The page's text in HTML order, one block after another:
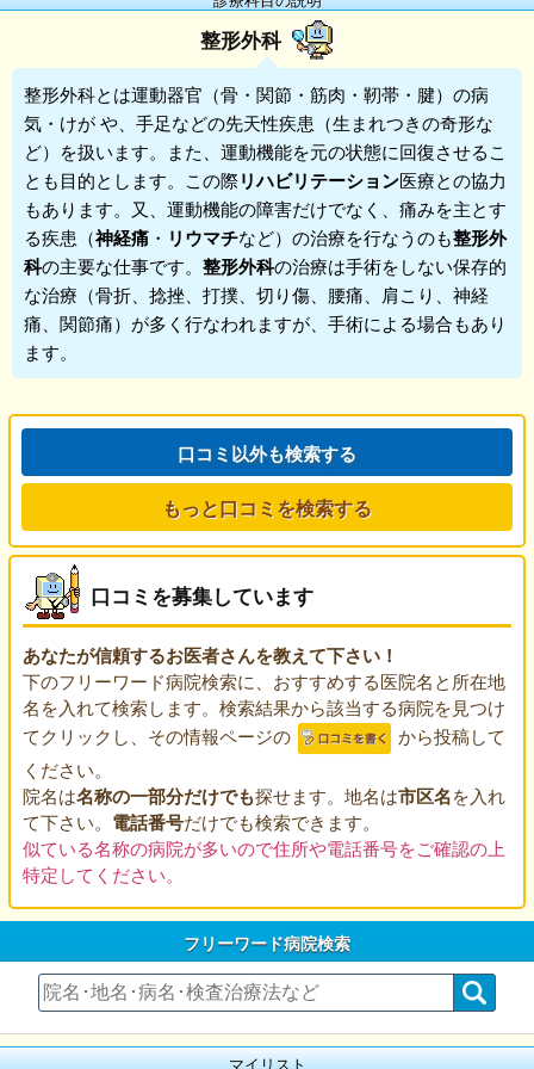
整形外科
整形外科とは運動器官（骨・関節・筋肉・靭帯・腱）の病
気・けが や、手足などの先天性疾患（生まれつきの奇形な
ど）を扱います。また、運動機能を元の状態に回復させるこ
とも目的とします。この際リハビリテーション医療との協力
もあります。又、運動機能の障害だけでなく、痛みを主とす
る疾患（神経痛 ・ リウマチなど）の治療を行なうのも整形外
科の主要な仕事です。 整形外科の治療は手術をしない保存的
な治療（骨折、捻挫、打撲、切り傷、腰痛、肩こり、神経
痛、関節痛）が多く行なわれますが、手術による場合もあり
ます。
口コミ以外も検索する
もっと口コミを検索する
口コミを募集しています
あなたが信頼するお医者さんを教えて下さい！
下のフリーワード病院検索に、おすすめする医院名と所在地
名を入れて検索します。検索結果から該当する病院を見つけ
てクリックし、その情報ページの
から投稿して
ください。
院名は名称の一部分だけでも探せます。地名は市区名を入れ
て下さい。 電話番号だけでも検索できます。
似ている名称の病院が多いので住所や電話番号をご確認の上
特定してください。
フリーワード病院検索
マイリスト